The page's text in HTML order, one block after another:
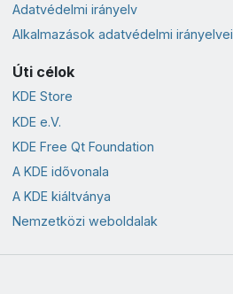
Adatvédelmi irányelv
Alkalmazások adatvédelmi irányelvei
Úti célok
KDE Store
KDE e.V.
KDE Free Qt Foundation
A KDE idővonala
A KDE kiáltványa
Nemzetközi weboldalak